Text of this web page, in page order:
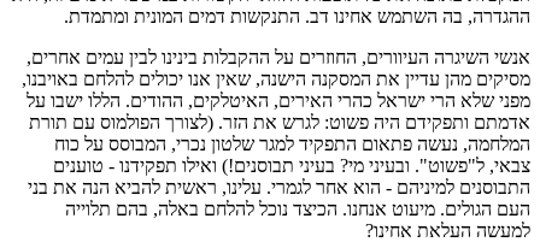
ההגדרה, בה השתמש אחינו דב. התנקשות דמים המונית ומתמדת.
אנשי השיגרה העיוורים, החוזרים על ההקבלות בינינו לבין עמים אחרים,
מסיקים מהן עדיין את המסקנה הישנה, שאין אנו יכולים להלחם באויבנו,
מפני שלא הרי ישראל כהרי האירים, האיטלקים, ההודים. הללו ישבו על
אדמתם ותפקידם היה פשוט: לגרש את הזר. (לצורך הפולמוס עם תורת
המלחמה, נעשה פתאום התפקיד למגר שלטון נכרי, המבוסס על כוח
צבאי, ל"פשוט". ובעיני מי? בעיני תבוסנים!) ואילו תפקידנו - טוענים
התבוסנים למיניהם - הוא אחר לגמרי. עלינו, ראשית להביא הנה את בני
העם הגולים. מיעוט אנחנו. הכיצד נוכל להלחם באלה, בהם תלוייה
למעשה העלאת אחינו?